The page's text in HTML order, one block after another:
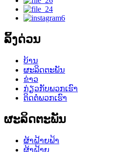
ລິ້ງດ່ວນ
ບ້ານ
ຜະລິດຕະພັນ
ຂ່າວ
ກ່ຽວກັບພວກເຮົາ
ຕິດຕໍ່ພວກເຮົາ
ຜະລິດຕະພັນ
ຜ້າຝ້າຍຟ້າ
ຜ້າຝ້າຍ